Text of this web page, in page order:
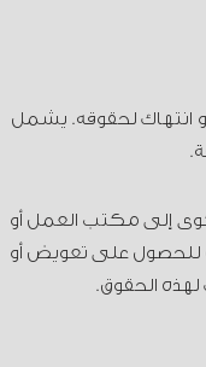
لحقوقه. يشمل
إلى مكتب العمل أو
للحصول على تعويض أو
الحقوق.